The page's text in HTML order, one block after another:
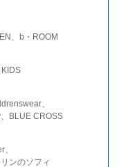
、b・ROOM
、
BLUE CROSS
ンのソフィ